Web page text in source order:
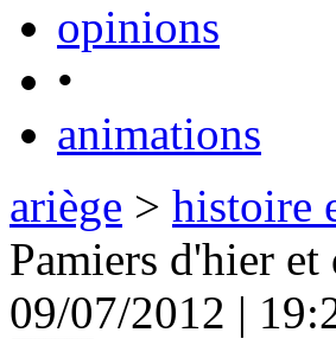
opinions
•
animations
ariège > histoire
Pamiers d'hier
09/07/2012 |